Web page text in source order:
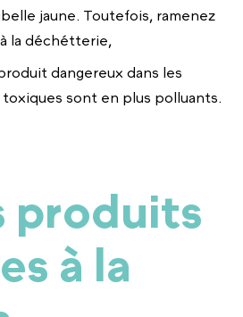
jaune. Toutefois, ramenez
la déchétterie,
dangereux dans les
sont en plus polluants.
produits
à la